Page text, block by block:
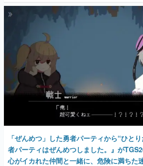
「ぜんめつ」した勇者パーティから“ひと
者パーティはぜんめつしました。』が
心がイカれた仲間と一緒に、危険に満ちた